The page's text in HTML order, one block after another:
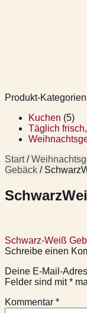
Produkt-Kategorien
Kuchen (5)
Täglich
Start/
Gebäck /
Schwarz-Weiß
Schreibe einen
Deine E-Mail-
Felder sind mit*
Kommentar *